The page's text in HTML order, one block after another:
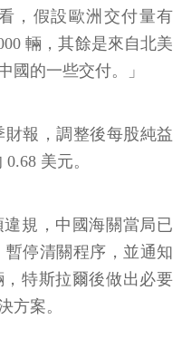
，假設歐洲交付量有
輛，其餘是來自北美
國的一些交付。」
財報，調整後每股純益
美元。
規，中國海關當局已
暫停清關程序，並通知
特斯拉爾後做出必要
方案。